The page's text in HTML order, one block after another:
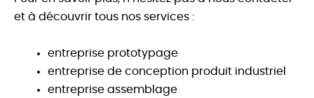
et à découvrir tous nos services :
entreprise prototypage
entreprise de conception produit industriel
entreprise assemblage